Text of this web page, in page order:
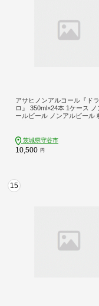
アサヒノンアルコール『ド
ロ』 350ml×24本 1ケース ノ
ールビール ノンアルビール
茨城県守谷市
10,500 円
15